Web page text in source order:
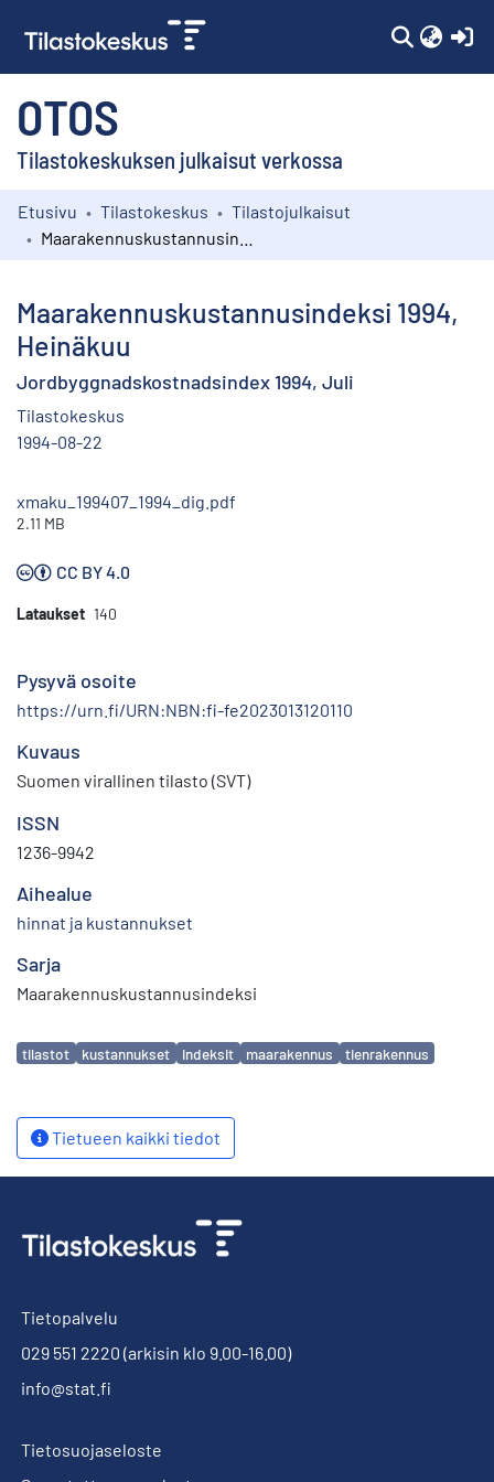
OTOS
Tilastokeskuksen julkaisut verkossa
Kokoelmat
Etusivu Tilastokeskus
Tilastojulkaisut
Maarakennuskustannusindeksi 1994,
Heinäkuu
Jordbyggnadskostnadsindex 1994, Juli
Tilastokeskus
1994-08-22
xmaku_199407_1994_dig.pdf
2.11 MB
CC BY 4.0
Lataukset 140
Pysyvä osoite
https://urn.fi/URN:NBN:fi-fe2023013120110
Kuvaus
Suomen virallinen tilasto (SVT)
ISSN
1236-9942
Aihealue
hinnat ja kustannukset
Sarja
Maarakennuskustannusindeksi
Avainsanat
tilastot kustannukset indeksit maarakennus tienrakennus
Tietueen kaikki tiedot
Tietopalvelu
029 551 2220 (arkisin klo 9.00-16.00)
info@stat.fi
Tietosuojaseloste